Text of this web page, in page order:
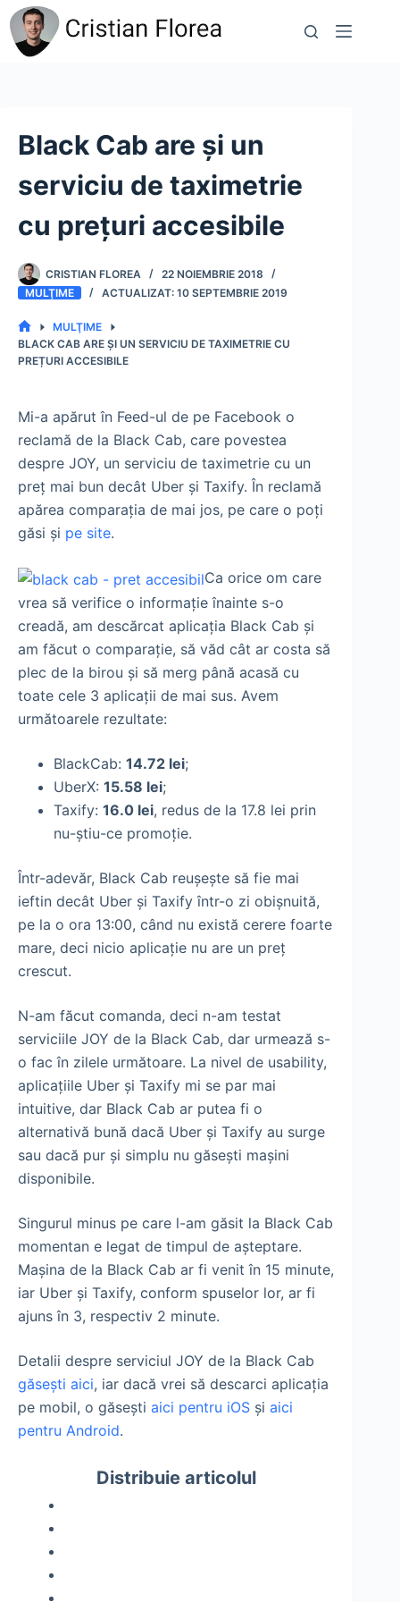
Sari
la
conținut
Black Cab are și un
serviciu de taximetrie
cu prețuri accesibile
CRISTIAN FLOREA
22 NOIEMBRIE 2018
MULŢIME
10 SEPTEMBRIE 2019
PRIMA
PAGINĂ
MULŢIME
BLACK CAB ARE ȘI UN SERVICIU DE TAXIMETRIE CU
PREȚURI ACCESIBILE
Mi-a apărut în Feed-ul de pe Facebook o
reclamă de la Black Cab, care povestea
despre JOY, un serviciu de taximetrie cu un
preț mai bun decât Uber și Taxify. În reclamă
apărea comparația de mai jos, pe care o poți
găsi și pe site.
Ca orice om care
vrea să verifice o informație înainte s-o
creadă, am descărcat aplicația Black Cab și
am făcut o comparație, să văd cât ar costa să
plec de la birou și să merg până acasă cu
toate cele 3 aplicații de mai sus. Avem
următoarele rezultate:
BlackCab: 14.72 lei;
UberX: 15.58 lei;
Taxify: 16.0 lei, redus de la 17.8 lei prin
nu-știu-ce promoție.
Într-adevăr, Black Cab reușește să fie mai
ieftin decât Uber și Taxify într-o zi obișnuită,
pe la o ora 13:00, când nu există cerere foarte
mare, deci nicio aplicație nu are un preț
crescut.
N-am făcut comanda, deci n-am testat
serviciile JOY de la Black Cab, dar urmează s-
o fac în zilele următoare. La nivel de usability,
aplicațiile Uber și Taxify mi se par mai
intuitive, dar Black Cab ar putea fi o
alternativă bună dacă Uber și Taxify au surge
sau dacă pur și simplu nu găsești mașini
disponibile.
Singurul minus pe care l-am găsit la Black Cab
momentan e legat de timpul de așteptare.
Mașina de la Black Cab ar fi venit în 15 minute,
iar Uber și Taxify, conform spuselor lor, ar fi
ajuns în 3, respectiv 2 minute.
Detalii despre serviciul JOY de la Black Cab
găsești aici, iar dacă vrei să descarci aplicația
pe mobil, o găsești aici pentru iOS și aici
pentru Android.
Distribuie articolul